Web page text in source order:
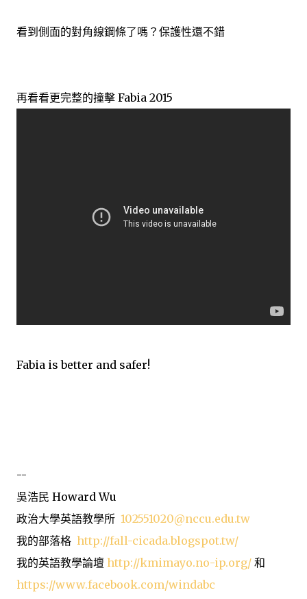
看到側面的對角線鋼條了嗎？保護性還不錯
再看看更完整的撞擊 Fabia 2015
Fabia is better and safer!
--
吳浩民 Howard Wu
政治大學英語教學所 102551020@nccu.edu.tw
我的部落格 http://fall-cicada.blogspot.tw/
我的英語教學論壇 http://kmimayo.no-ip.org/ 和
https://www.facebook.com/windabc